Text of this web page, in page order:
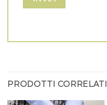
PRODOTTI CORRELATI